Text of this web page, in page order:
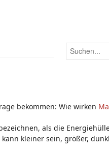
bekommen: Wie wirken
als die
kleiner sein, größer,